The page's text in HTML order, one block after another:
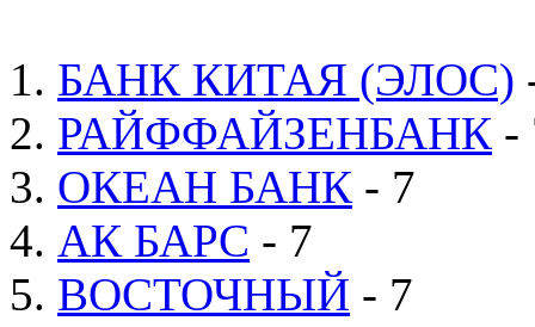
1. БАНК КИТАЯ (ЭЛОС)
2. РАЙФФАЙЗЕНБАНК -
3. ОКЕАН БАНК - 7
4. АК БАРС - 7
5. ВОСТОЧНЫЙ - 7